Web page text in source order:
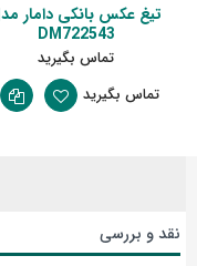
تیغ عکس بانکی دامار مدل
DM722543
تماس بگیرید
تماس بگیرید
نقد و بررسی